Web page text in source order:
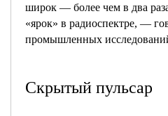
широк — более чем в два
«ярок» в радиоспектре, —
промышленных
Скрытый пульсар